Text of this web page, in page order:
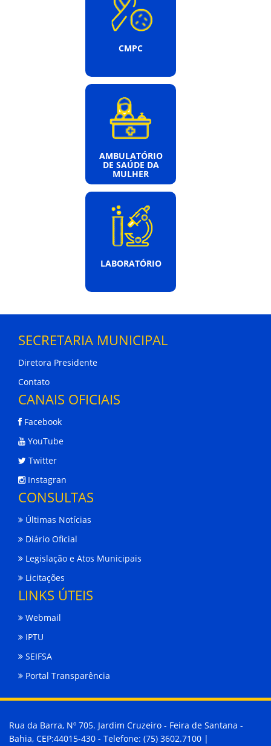
CMPC
AMBULATÓRIO
DE SAÚDE DA
MULHER
LABORATÓRIO
SECRETARIA MUNICIPAL
Diretora Presidente
Contato
CANAIS OFICIAIS
Facebook
YouTube
Twitter
Instagran
CONSULTAS
Últimas Notícias
Diário Oficial
Legislação e Atos Municipais
Licitações
LINKS ÚTEIS
Webmail
IPTU
SEIFSA
Portal Transparência
Rua da Barra, Nº 705. Jardim Cruzeiro - Feira de Santana -
Bahia, CEP:44015-430 - Telefone: (75) 3602.7100 |